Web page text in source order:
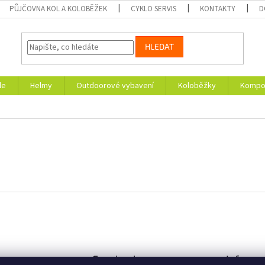
PŮJČOVNA KOL A KOLOBĚŽEK CYKLO SERVIS KONTAKTY
HLEDAT
Helmy Outdoorové vybavení Koloběžky
Facebook